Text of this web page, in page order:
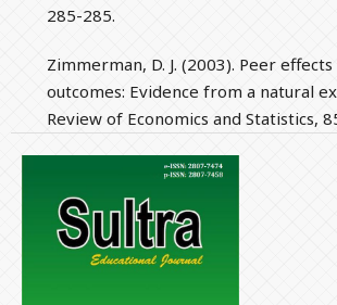
285-285.
Zimmerman, D. J. (2003). Peer
outcomes: Evidence from a natural
Review of Economics and Statistics,